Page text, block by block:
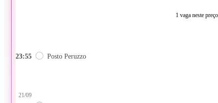
1 vaga neste preço
23:55 Posto Peruzzo
21/09